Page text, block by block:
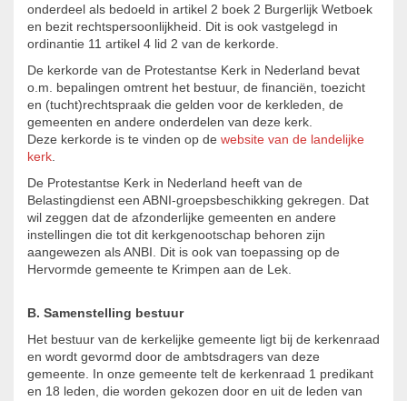
onderdeel als bedoeld in artikel 2 boek 2 Burgerlijk Wetboek
en bezit rechtspersoonlijkheid. Dit is ook vastgelegd in
ordinantie 11 artikel 4 lid 2 van de kerkorde.
De kerkorde van de Protestantse Kerk in Nederland bevat
o.m. bepalingen omtrent het bestuur, de financiën, toezicht
en (tucht)rechtspraak die gelden voor de kerkleden, de
gemeenten en andere onderdelen van deze kerk.
Deze kerkorde is te vinden op de website van de landelijke
kerk.
De Protestantse Kerk in Nederland heeft van de
Belastingdienst een ABNI-groepsbeschikking gekregen. Dat
wil zeggen dat de afzonderlijke gemeenten en andere
instellingen die tot dit kerkgenootschap behoren zijn
aangewezen als ANBI. Dit is ook van toepassing op de
Hervormde gemeente te Krimpen aan de Lek.
B. Samenstelling bestuur
Het bestuur van de kerkelijke gemeente ligt bij de kerkenraad
en wordt gevormd door de ambtsdragers van deze
gemeente. In onze gemeente telt de kerkenraad 1 predikant
en 18 leden, die worden gekozen door en uit de leden van